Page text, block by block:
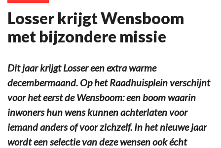
Losser krijgt Wensboom
met bijzondere missie
Dit jaar krijgt Losser een extra warme
decembermaand. Op het Raadhuisplein verschijnt
voor het eerst de Wensboom: een boom waarin
inwoners hun wens kunnen achterlaten voor
iemand anders of voor zichzelf. In het nieuwe jaar
wordt een selectie van deze wensen ook écht